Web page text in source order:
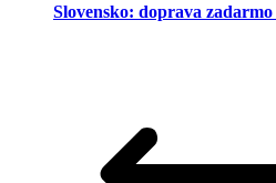
Slovensko: doprava zadarmo